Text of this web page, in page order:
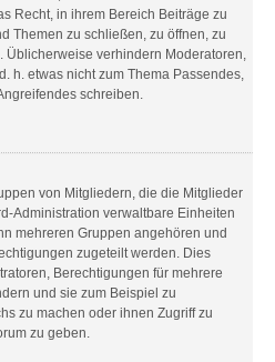
Recht, in ihrem Bereich Beiträge zu
Themen zu schließen, zu öffnen, zu
Üblicherweise verhindern Moderatoren,
h. etwas nicht zum Thema Passendes,
schreiben.
von Mitgliedern, die die Mitglieder
Administration verwaltbare Einheiten
mehreren Gruppen angehören und
zugeteilt werden. Dies
Berechtigungen für mehrere
und sie zum Beispiel zu
zu machen oder ihnen Zugriff zu
zu geben.